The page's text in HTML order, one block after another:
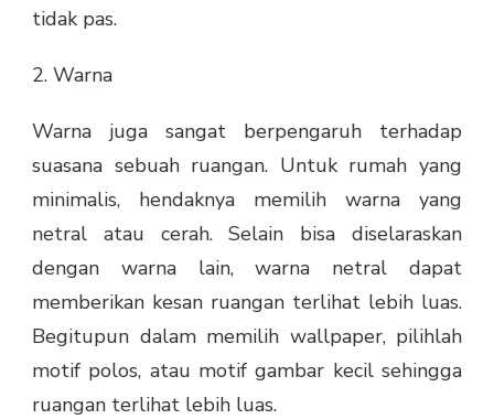
tidak pas.
2. Warna
Warna juga sangat berpengaruh terhadap
suasana sebuah ruangan. Untuk rumah yang
minimalis, hendaknya memilih warna yang
netral atau cerah. Selain bisa diselaraskan
dengan warna lain, warna netral dapat
memberikan kesan ruangan terlihat lebih luas.
Begitupun dalam memilih wallpaper, pilihlah
motif polos, atau motif gambar kecil sehingga
ruangan terlihat lebih luas.